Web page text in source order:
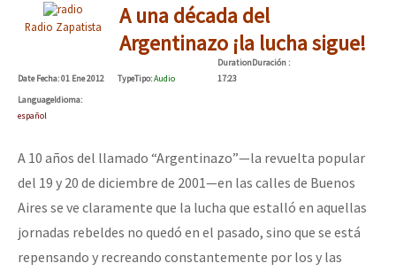
Radio Zapatista
A una década del
Argentinazo ¡la lucha sigue!
DateFecha: 01 Ene 2012 TypeTipo:Audio
DurationDuración:
17:23
LanguageIdioma:
español
A 10 años del llamado “Argentinazo”—la revuelta popular
del 19 y 20 de diciembre de 2001—en las calles de Buenos
Aires se ve claramente que la lucha que estalló en aquellas
jornadas rebeldes no quedó en el pasado, sino que se está
repensando y recreando constantemente por los y las